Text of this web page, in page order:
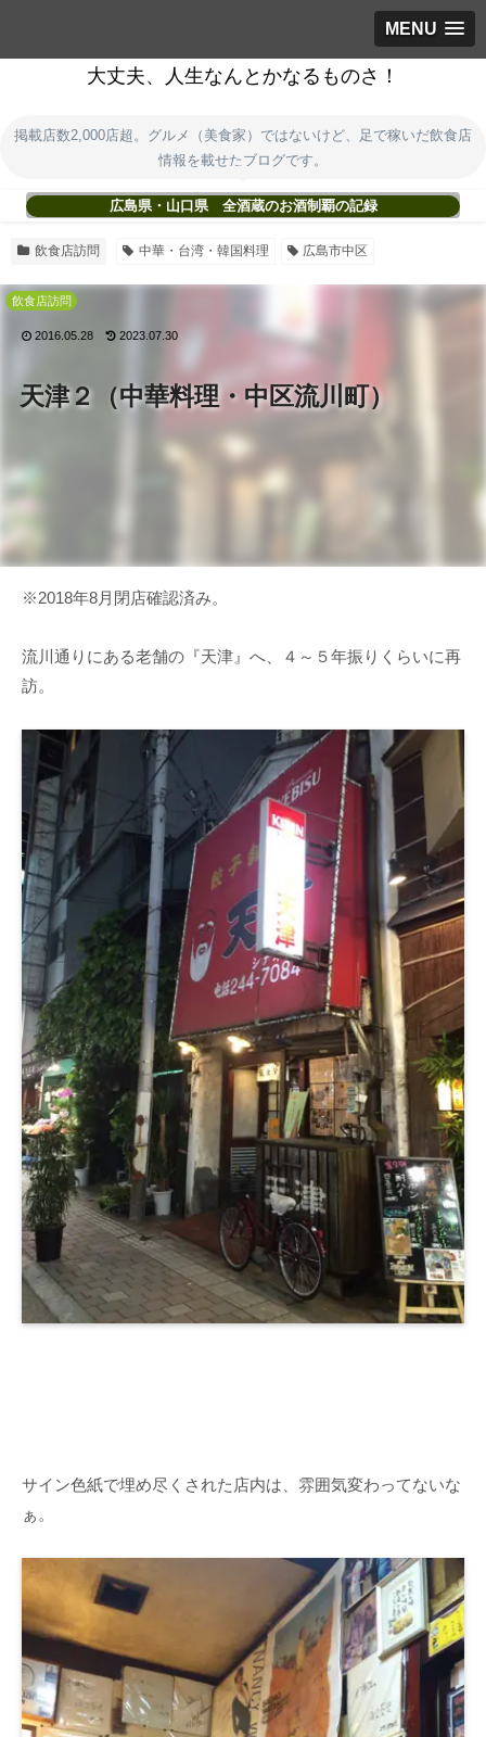
MENU
大丈夫、人生なんとかなるものさ！
掲載店数2,000店超。グルメ（美食家）ではないけど、足で稼いだ飲食店
情報を載せたブログです。
広島県・山口県 全酒蔵のお酒制覇の記録
飲食店訪問 中華・台湾・韓国料理 広島市中区
天津２（中華料理・中区流川町）
飲食店訪問
2016.05.28 2023.07.30
※2018年8月閉店確認済み。
流川通りにある老舗の『天津』へ、４～５年振りくらいに再
訪。
サイン色紙で埋め尽くされた店内は、雰囲気変わってないな
ぁ。